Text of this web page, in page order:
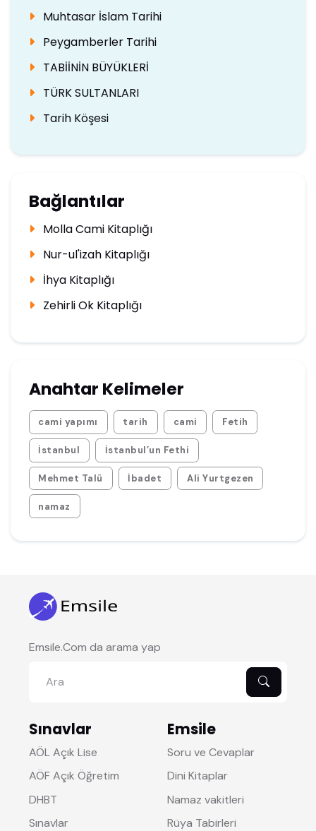
Muhtasar İslam Tarihi
Peygamberler Tarihi
TABİİNİN BÜYÜKLERİ
TÜRK SULTANLARI
Tarih Köşesi
Bağlantılar
Molla Cami Kitaplığı
Nur-ul'izah Kitaplığı
İhya Kitaplığı
Zehirli Ok Kitaplığı
Anahtar Kelimeler
cami yapımı tarih cami Fetih
İstanbul İstanbul’un Fethi
Mehmet Talü İbadet Ali Yurtgezen
namaz
Emsile.Com da arama yap
Sınavlar
AÖL Açık Lise
AÖF Açık Öğretim
DHBT
Sınavlar
Emsile
Soru ve Cevaplar
Dini Kitaplar
Namaz vakitleri
Rüya Tabirleri